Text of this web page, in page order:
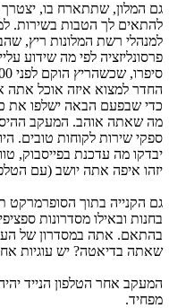
גם המלון, שתתארח בו,
להתאים לך הטבות בשירות.
למנהלי רשת המלונות ריץ,
פרסונליזציה לפי מה שידוע
החדר למצוא איזה אוכל
כדי שבפעם הבאה ישלפו את
מה שאתה אוהב. המעקב
ספקי שירות לקוחות טובים.
יבדקו מה עדכנת בפייסבוק,
יזהו איפה אתה יושב (עם
גם הקנייה בתוך
בחנות ובאילו מסדרונות
בהתאם. אתה במסדרון של
שאתה בדיאטה? יש עוגיות
המעקב אחר הטלפון הנייד
מפחיד.